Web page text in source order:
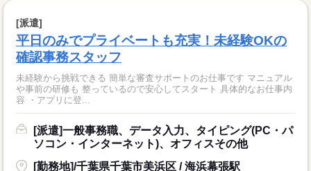
[派遣]
平日のみでプライベートも充実！未経験OKの
確認事務スタッフ
未経験から挑戦できる 簡単な審査サポートのお仕事です マニュアル
や事前の研修も 整っているので安心してスタート 具体的なお仕事内
容 ・アプリに登...
[派遣]一般事務職、データ入力、タイピング(PC・パ
ソコン・インターネット)、オフィスその他
[勤務地]/千葉県千葉市美浜区 / 海浜幕張駅